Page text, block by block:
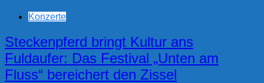
Konzerte
Steckenpferd bringt Kultur ans
Fuldaufer: Das Festival „Unten am
Fluss“ bereichert den Zissel